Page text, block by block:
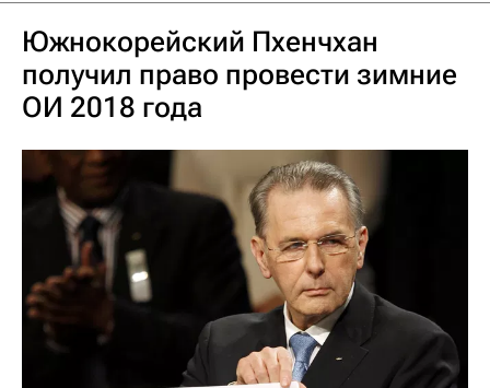
Южнокорейский Пхенчхан
получил право провести зимние
ОИ 2018 года